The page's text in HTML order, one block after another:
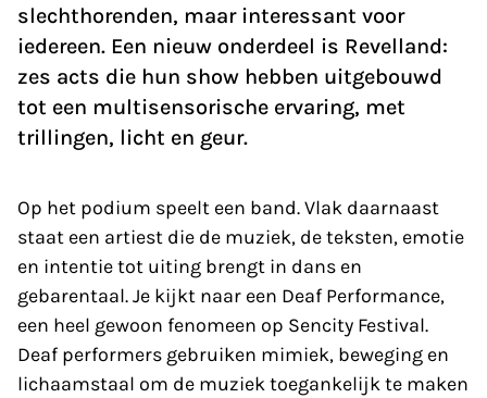
slechthorenden, maar interessant voor
iedereen. Een nieuw onderdeel is Revelland:
zes acts die hun show hebben uitgebouwd
tot een multisensorische ervaring, met
trillingen, licht en geur.
Op het podium speelt een band. Vlak daarnaast
staat een artiest die de muziek, de teksten, emotie
en intentie tot uiting brengt in dans en
gebarentaal. Je kijkt naar een Deaf Performance,
een heel gewoon fenomeen op Sencity Festival.
Deaf performers gebruiken mimiek, beweging en
lichaamstaal om de muziek toegankelijk te maken